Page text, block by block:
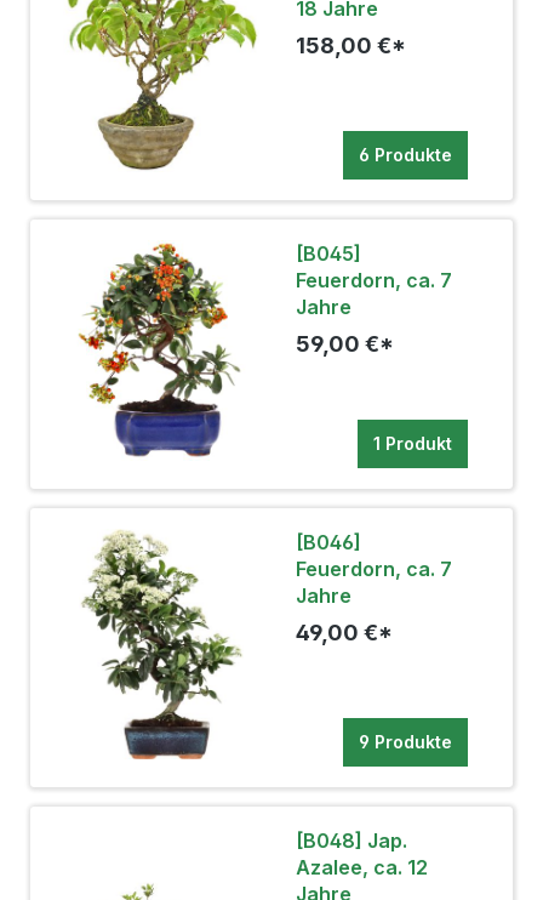
18 Jahre
158,00 €*
6 Produkte
[B045]
Feuerdorn, ca. 7
Jahre
59,00 €*
1 Produkt
[B046]
Feuerdorn, ca. 7
Jahre
49,00 €*
9 Produkte
[B048] Jap.
Azalee, ca. 12
Jahre